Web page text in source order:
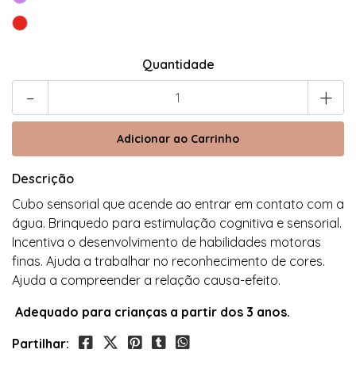
Quantidade
- +
Descrição
Cubo sensorial que acende ao entrar em contato com a
água. Brinquedo para estimulação cognitiva e sensorial.
Incentiva o desenvolvimento de habilidades motoras
finas. Ajuda a trabalhar no reconhecimento de cores.
Ajuda a compreender a relação causa-efeito.
Adequado para crianças a partir dos 3 anos.
Partilhar: